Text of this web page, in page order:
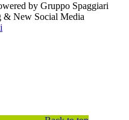
by Gruppo Spaggiari
& New Social Media